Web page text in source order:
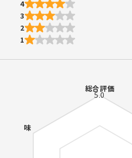
4
3
2
1